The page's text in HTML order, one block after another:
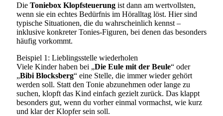
Die Toniebox Klopfsteuerung ist dann am wertvollsten,
wenn sie ein echtes Bedürfnis im Höralltag löst. Hier sind
typische Situationen, die du wahrscheinlich kennst –
inklusive konkreter Tonies-Figuren, bei denen das besonders
häufig vorkommt.
Beispiel 1: Lieblingsstelle wiederholen
Viele Kinder haben bei „Die Eule mit der Beule“ oder
„Bibi Blocksberg“ eine Stelle, die immer wieder gehört
werden soll. Statt den Tonie abzunehmen oder lange zu
suchen, klopft das Kind einfach gezielt zurück. Das klappt
besonders gut, wenn du vorher einmal vormachst, wie kurz
und klar der Klopfer sein soll.